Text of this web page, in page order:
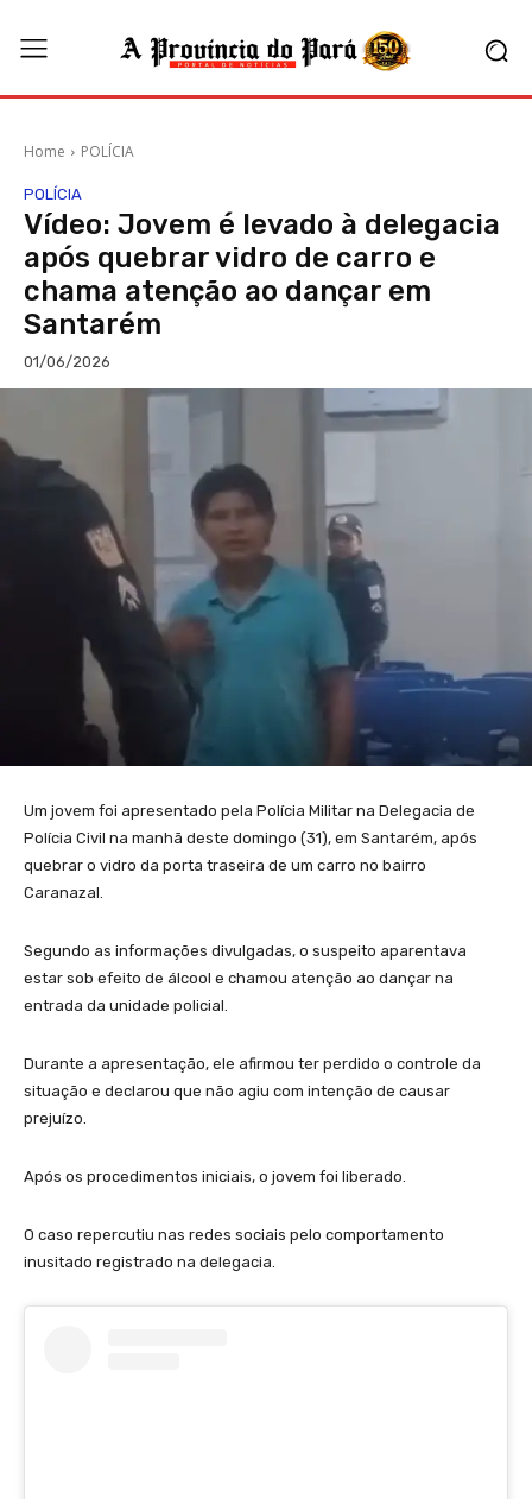
Home POLÍCIA
POLÍCIA
Vídeo: Jovem é levado à delegacia
após quebrar vidro de carro e
chama atenção ao dançar em
Santarém
01/06/2026
Um jovem foi apresentado pela Polícia Militar na Delegacia de
Polícia Civil na manhã deste domingo (31), em Santarém, após
quebrar o vidro da porta traseira de um carro no bairro
Caranazal.
Segundo as informações divulgadas, o suspeito aparentava
estar sob efeito de álcool e chamou atenção ao dançar na
entrada da unidade policial.
Durante a apresentação, ele afirmou ter perdido o controle da
situação e declarou que não agiu com intenção de causar
prejuízo.
Após os procedimentos iniciais, o jovem foi liberado.
O caso repercutiu nas redes sociais pelo comportamento
inusitado registrado na delegacia.